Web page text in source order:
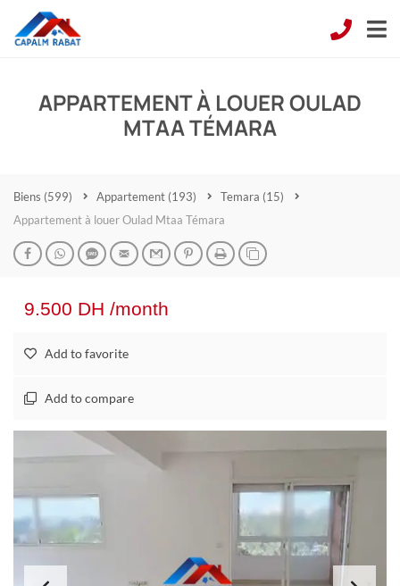
APPARTEMENT À LOUER OULAD
MTAA TÉMARA
Biens (599) Appartement (193) Temara (15)
Appartement à louer Oulad Mtaa Témara
9.500 DH /month
Add to favorite
Add to compare